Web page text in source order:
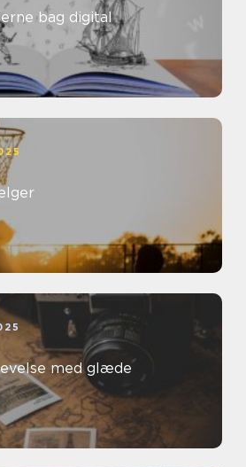
bag digital
med glæde